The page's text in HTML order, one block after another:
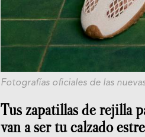
Fotografías oficiales de las
Tus zapatillas de rejilla
van a ser tu calzado